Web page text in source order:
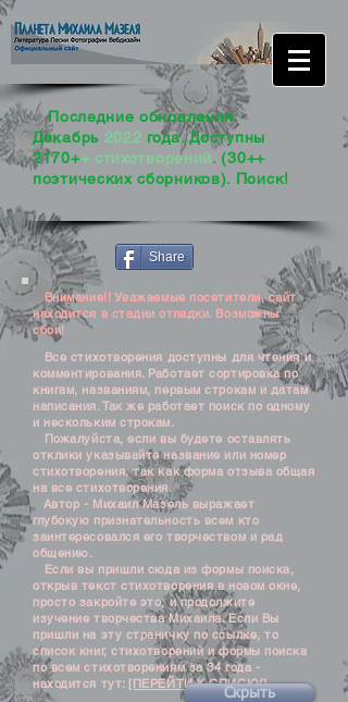
Последние обновления:
Декабрь2022 года. Доступны
2170++ стихотворений. (30++
поэтических сборников). Поиск!
Share
Внимание!! Уважаемые посетители, сайт
находится в стадии отладки. Возможны
сбои!
Все стихотворения доступны для чтения и
комментирования. Работает сортировка по
книгам, названиям, первым строкам и датам
написания. Так же работает поиск по одному
и нескольким строкам.
Пожалуйста, если вы будете оставлять
отклики указывайте название или номер
стихотворения, так как форма отзыва общая
на все стихотворения.
Автор - Михаил Мазель выражает
глубокую признательность всем кто
заинтересовался его творчеством и рад
общению.
Если вы пришли сюда из формы поиска,
открыв текст стихотворения в новом окне,
просто закройте это, и продолжите
изучение творчества Михаила. Если Вы
пришли на эту страничку по ссылке, то
список книг, стихотворений и формы поиска
по всем стихотворениям за 34 года -
находится тут: [ПЕРЕЙТИ К СПИСКУ]
Скрыть